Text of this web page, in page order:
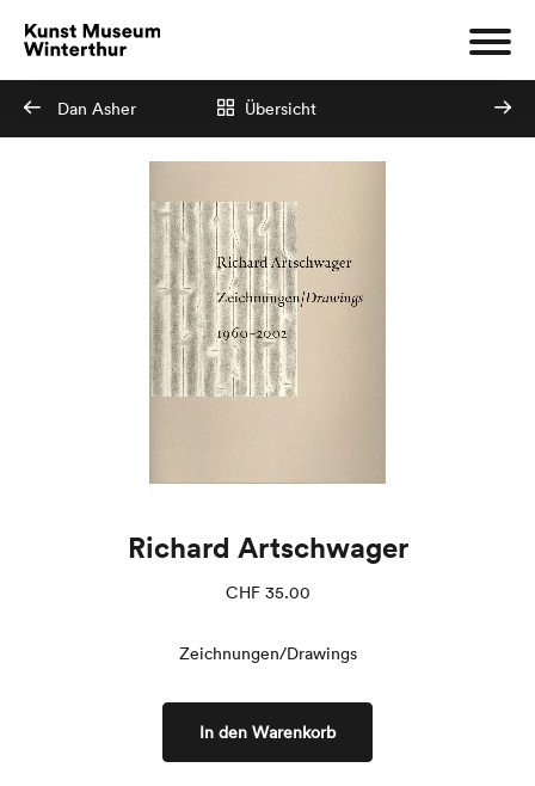
Dan Asher Übersicht
Richard Artschwager
CHF35.00
Zeichnungen/Drawings
In den Warenkorb